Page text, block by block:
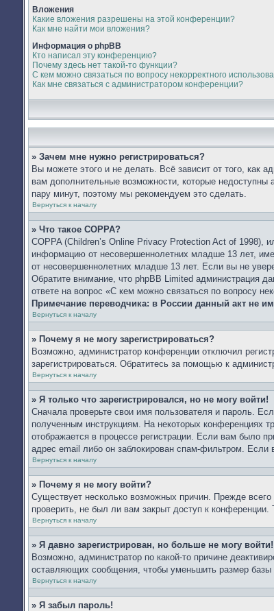
Вложения
Какие вложения разрешены на этой конференции?
Как мне найти мои вложения?
Информация о phpBB
Кто написал эту конференцию?
Почему здесь нет такой-то функции?
С кем можно связаться по вопросу некорректного
Как мне связаться с администратором конференции?
» Зачем мне нужно регистрироваться?
Вы можете этого и не делать. Всё зависит от того, как
вам дополнительные возможности, которые недоступны
пару минут, поэтому мы рекомендуем это сделать.
Вернуться к началу
» Что такое COPPA?
COPPA (Children’s Online Privacy Protection Act of 1998),
информацию от несовершеннолетних младше 13 лет,
от несовершеннолетних младше 13 лет. Если вы не
Обратите внимание, что phpBB Limited администрация
ответе на вопрос «С кем можно связаться по вопросу
Примечание переводчика: в России данный акт не
Вернуться к началу
» Почему я не могу зарегистрироваться?
Возможно, администратор конференции отключил
зарегистрироваться. Обратитесь за помощью к
Вернуться к началу
» Я только что зарегистрировался, но не могу войти!
Сначала проверьте свои имя пользователя и пароль.
полученным инструкциям. На некоторых конференциях
отображается в процессе регистрации. Если вам было
адрес email либо он заблокирован спам-фильтром. Если
Вернуться к началу
» Почему я не могу войти?
Существует несколько возможных причин. Прежде
проверить, не был ли вам закрыт доступ к
Вернуться к началу
» Я давно зарегистрирован, но больше не могу войти!
Возможно, администратор по какой-то причине
оставляющих сообщения, чтобы уменьшить размер базы
Вернуться к началу
» Я забыл пароль!